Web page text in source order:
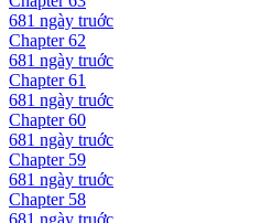
681 ngày truớc
Chapter62
681 ngày truớc
Chapter61
681 ngày truớc
Chapter60
681 ngày truớc
Chapter 59
681 ngày truớc
Chapter 58